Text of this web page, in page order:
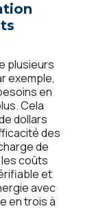
plusieurs
exemple,
en
Cela
dollars
des
de
coûts
et
avec
en trois à